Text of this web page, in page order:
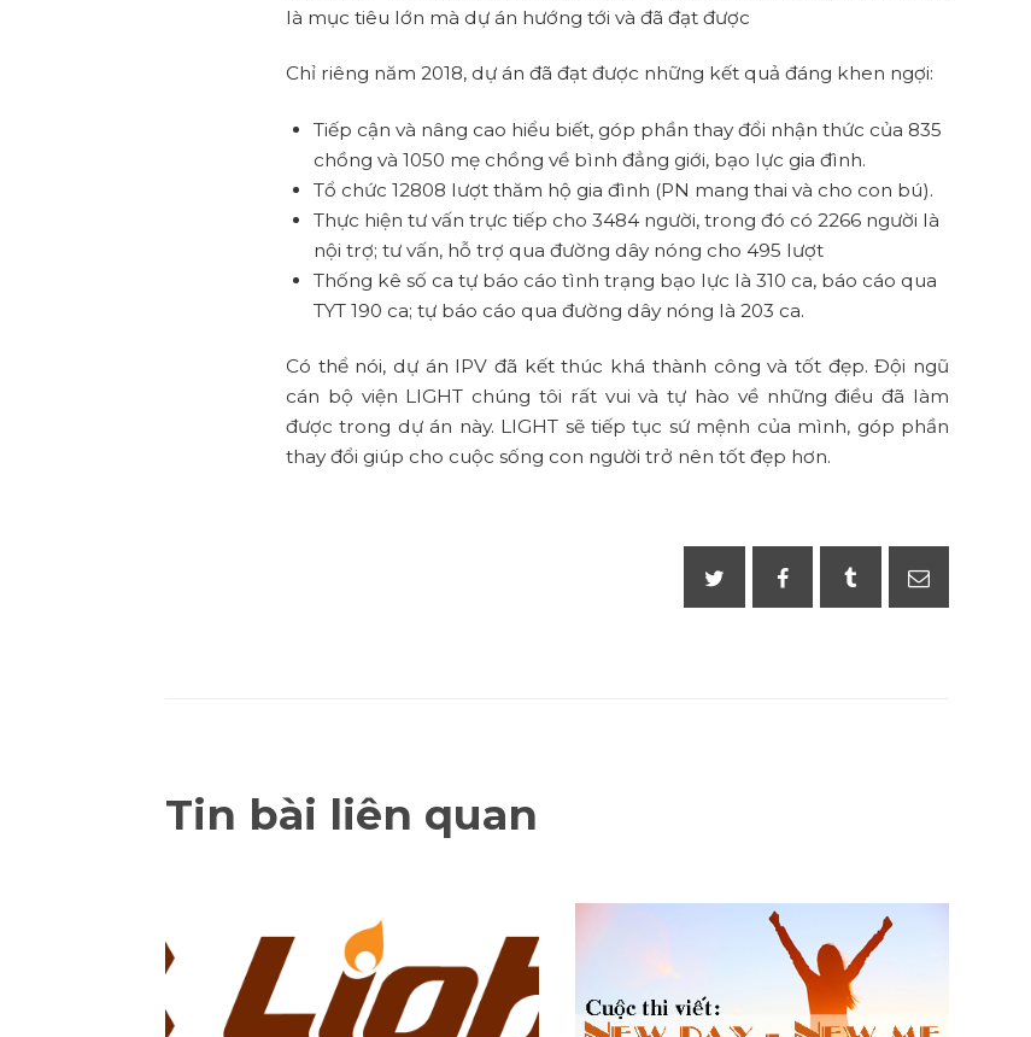
là mục tiêu lớn mà dự án hướng tới và đã đạt được
Chỉ riêng năm 2018, dự án đã đạt được những kết quả đáng khen ngợi:
Tiếp cận và nâng cao hiểu biết, góp phần thay đổi nhận thức của 835
chồng và 1050 mẹ chồng về bình đẳng giới, bạo lực gia đình.
Tổ chức 12808 lượt thăm hộ gia đình (PN mang thai và cho con bú).
Thực hiện tư vấn trực tiếp cho 3484 người, trong đó có 2266 người là
nội trợ; tư vấn, hỗ trợ qua đường dây nóng cho 495 lượt
Thống kê số ca tự báo cáo tình trạng bạo lực là 310 ca, báo cáo qua
TYT 190 ca; tự báo cáo qua đường dây nóng là 203 ca.
Có thể nói, dự án IPV đã kết thúc khá thành công và tốt đẹp. Đội ngũ
cán bộ viện LIGHT chúng tôi rất vui và tự hào về những điều đã làm
được trong dự án này. LIGHT sẽ tiếp tục sứ mệnh của mình, góp phần
thay đổi giúp cho cuộc sống con người trở nên tốt đẹp hơn.
Tin bài liên quan